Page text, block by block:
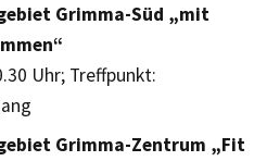
Grimma-Süd „mit
Uhr; Treffpunkt:
Grimma-Zentrum „Fit